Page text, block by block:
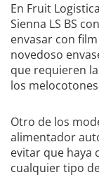
En Fruit
Sienna LS BS
envasar con
novedoso
que requieren
los
Otro de los
alimentador
evitar que haya
cualquier tipo